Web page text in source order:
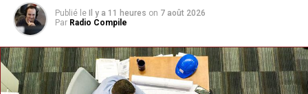
Publié le Il y a 11 heures on 7 août 2026
Par Radio Compile